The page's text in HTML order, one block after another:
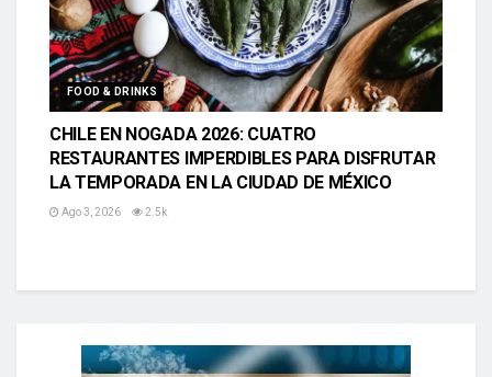
FOOD & DRINKS
CHILE EN NOGADA 2026: CUATRO
RESTAURANTES IMPERDIBLES PARA DISFRUTAR
LA TEMPORADA EN LA CIUDAD DE MÉXICO
Ago 3, 2026 2.5k